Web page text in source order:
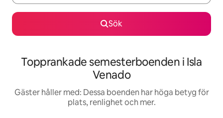
Sök
Topprankade semesterboenden i Isla
Venado
Gäster håller med: Dessa boenden har höga betyg för
plats, renlighet och mer.